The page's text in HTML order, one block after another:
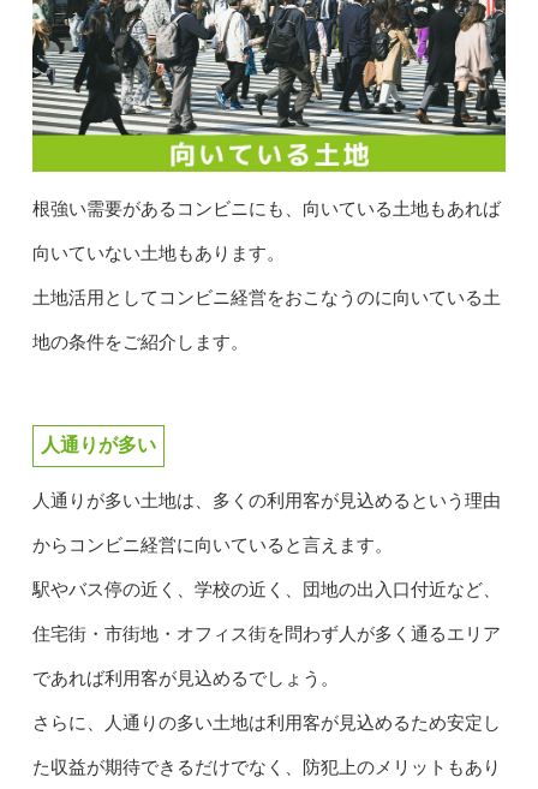
根強い需要があるコンビニにも、向いている土地もあれば
向いていない土地もあります。
土地活用としてコンビニ経営をおこなうのに向いている土
地の条件をご紹介します。
人通りが多い
人通りが多い土地は、多くの利用客が見込めるという理由
からコンビニ経営に向いていると言えます。
駅やバス停の近く、学校の近く、団地の出入口付近など、
住宅街・市街地・オフィス街を問わず人が多く通るエリア
であれば利用客が見込めるでしょう。
さらに、人通りの多い土地は利用客が見込めるため安定し
た収益が期待できるだけでなく、防犯上のメリットもあり